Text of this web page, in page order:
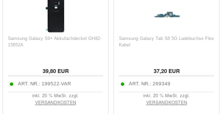
Samsung Galaxy S9+ Akkufachdeckel GH82-
15652A
39,80EUR
ART. NR.: 199522-VAR
inkl. 20 % MwSt. zzgl.
VERSANDKOSTEN
Samsung Galaxy Tab S8 5G Ladebuchse Flex
Kabel
37,20EUR
ART. NR.: 269349
inkl. 20 % MwSt. zzgl.
VERSANDKOSTEN